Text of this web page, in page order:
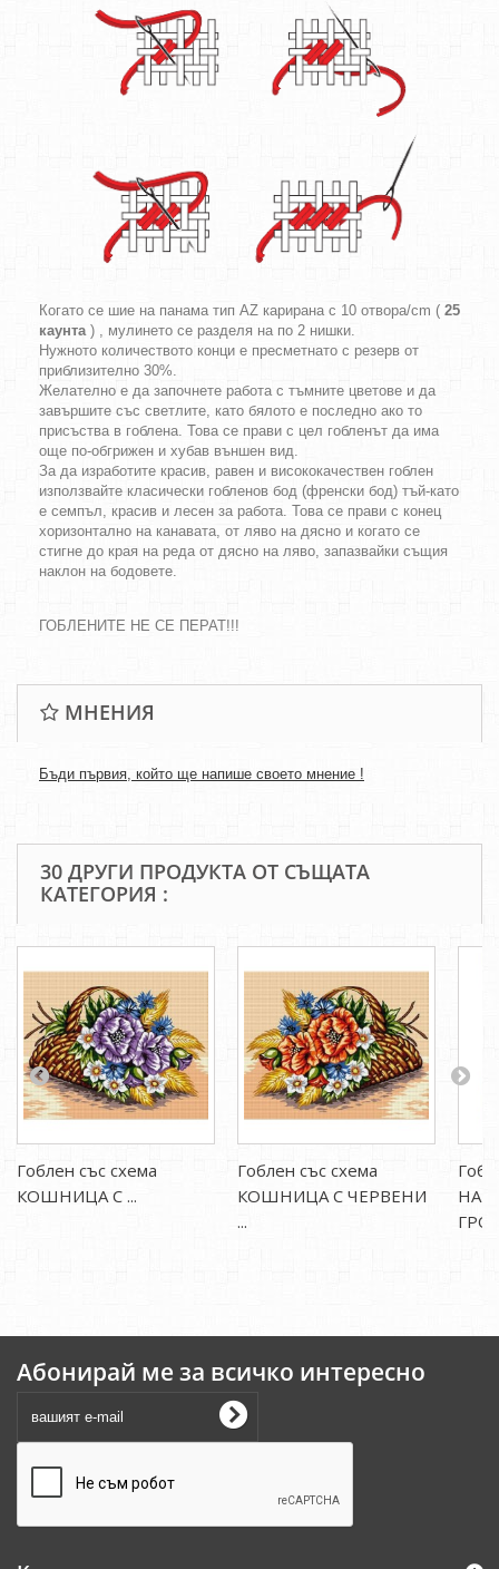
Когато се шие на панама тип AZ карирана с 10 отвора/cm ( 25
каунта) , мулинето се разделя на по 2 нишки.
Нужното количеството конци е пресметнато с резерв от
приблизително 30%.
Желателно е да започнете работа с тъмните цветове и да
завършите със светлите, като бялото е последно ако то
присъства в гоблена. Това се прави с цел гобленът да има
още по-обгрижен и хубав външен вид.
За да изработите красив, равен и висококачествен гоблен
използвайте класически гобленов бод (френски бод) тъй-като
е семпъл, красив и лесен за работа. Това се прави с конец
хоризонтално на канавата, от ляво на дясно и когато се
стигне до края на реда от дясно на ляво, запазвайки същия
наклон на бодовете.
ГОБЛЕНИТЕ НЕ СЕ ПЕРАТ!!!
МНЕНИЯ
Бъди първия, който ще напише своето мнение !
30 ДРУГИ ПРОДУКТА ОТ СЪЩАТА
КАТЕГОРИЯ :
Гоблен със схема
КОШНИЦА С ...
Гоблен със схема
КОШНИЦА С ЧЕРВЕНИ
...
Абонирай ме за всичко интересно